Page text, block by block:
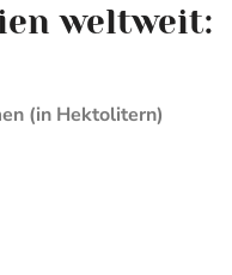
weltweit:
(in Hektolitern)